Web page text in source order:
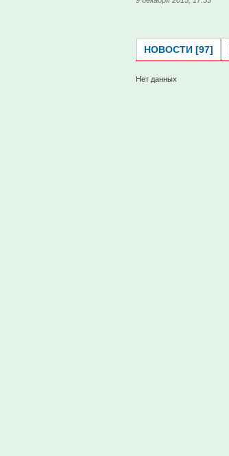
НОВОСТИ [97]
Нет данных